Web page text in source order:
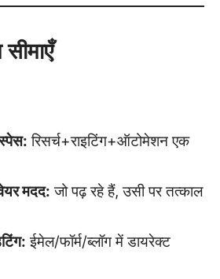
रिसर्च+राइटिंग+ऑटोमेशन एक
मदद: जो पढ़ रहे हैं, उसी पर तत्काल
ईमेल/फॉर्म/ब्लॉग में डायरेक्ट